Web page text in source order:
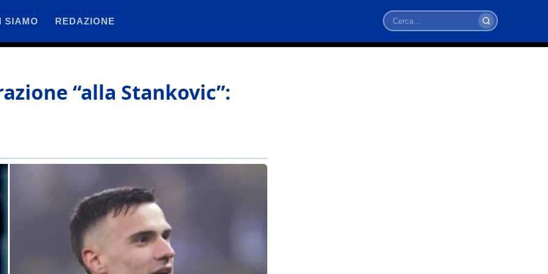
SIAMO REDAZIONE
Cerca
“alla Stankovic”: